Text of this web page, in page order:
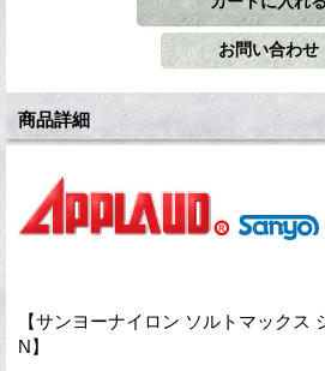
商品詳細
【サンヨーナイロン ソルトマックス
N】